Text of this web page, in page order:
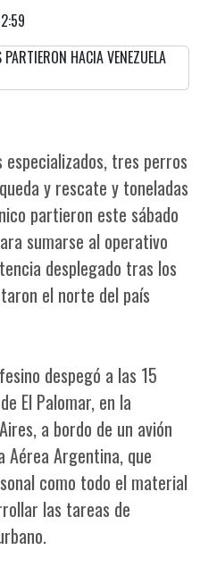
tres perros
y rescate y toneladas
partieron este sábado
sumarse al operativo
desplegado tras los
el norte del país
despegó a las 15
El Palomar, en la
a bordo de un avión
Aérea Argentina, que
como todo el material
las tareas de